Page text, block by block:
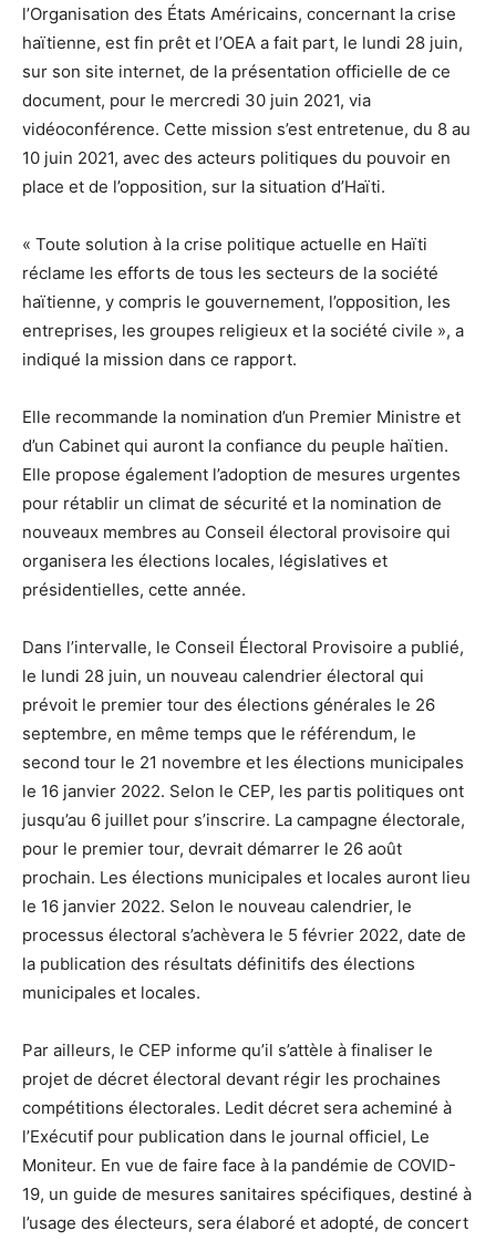
l’Organisation des États Américains, concernant la crise
haïtienne, est fin prêt et l’OEA a fait part, le lundi 28 juin,
sur son site internet, de la présentation officielle de ce
document, pour le mercredi 30 juin 2021, via
vidéoconférence. Cette mission s’est entretenue, du 8 au
10 juin 2021, avec des acteurs politiques du pouvoir en
place et de l’opposition, sur la situation d’Haïti.
« Toute solution à la crise politique actuelle en Haïti
réclame les efforts de tous les secteurs de la société
haïtienne, y compris le gouvernement, l’opposition, les
entreprises, les groupes religieux et la société civile », a
indiqué la mission dans ce rapport.
Elle recommande la nomination d’un Premier Ministre et
d’un Cabinet qui auront la confiance du peuple haïtien.
Elle propose également l’adoption de mesures urgentes
pour rétablir un climat de sécurité et la nomination de
nouveaux membres au Conseil électoral provisoire qui
organisera les élections locales, législatives et
présidentielles, cette année.
Dans l’intervalle, le Conseil Électoral Provisoire a publié,
le lundi 28 juin, un nouveau calendrier électoral qui
prévoit le premier tour des élections générales le 26
septembre, en même temps que le référendum, le
second tour le 21 novembre et les élections municipales
le 16 janvier 2022. Selon le CEP, les partis politiques ont
jusqu’au 6 juillet pour s’inscrire. La campagne électorale,
pour le premier tour, devrait démarrer le 26 août
prochain. Les élections municipales et locales auront lieu
le 16 janvier 2022. Selon le nouveau calendrier, le
processus électoral s’achèvera le 5 février 2022, date de
la publication des résultats définitifs des élections
municipales et locales.
Par ailleurs, le CEP informe qu’il s’attèle à finaliser le
projet de décret électoral devant régir les prochaines
compétitions électorales. Ledit décret sera acheminé à
l’Exécutif pour publication dans le journal officiel, Le
Moniteur. En vue de faire face à la pandémie de COVID-
19, un guide de mesures sanitaires spécifiques, destiné à
l’usage des électeurs, sera élaboré et adopté, de concert